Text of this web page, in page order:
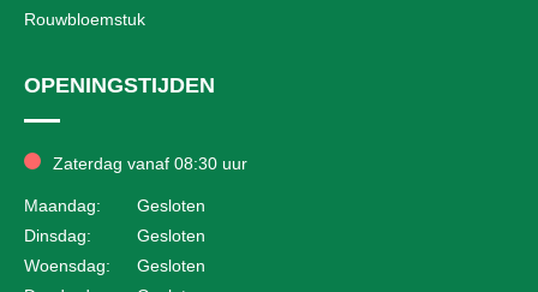
Rouwbloemstuk
OPENINGSTIJDEN
Zaterdag vanaf 08:30 uur
Maandag:
Gesloten
Dinsdag:
Gesloten
Woensdag:
Gesloten